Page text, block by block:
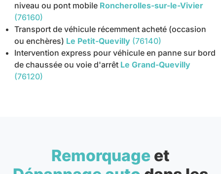
niveau ou pont mobile Roncherolles-sur-le-Vivier
(76160)
Transport de véhicule récemment acheté (occasion
ou enchères) Le Petit-Quevilly (76140)
Intervention express pour véhicule en panne sur bord
de chaussée ou voie d'arrêt Le Grand-Quevilly
(76120)
Remorquage et